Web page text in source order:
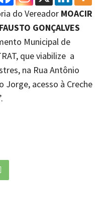
do Vereador MOACIR
FAUSTO GONÇALVES
Municipal de
que viabilize a
na Rua Antônio
Jorge, acesso à Creche